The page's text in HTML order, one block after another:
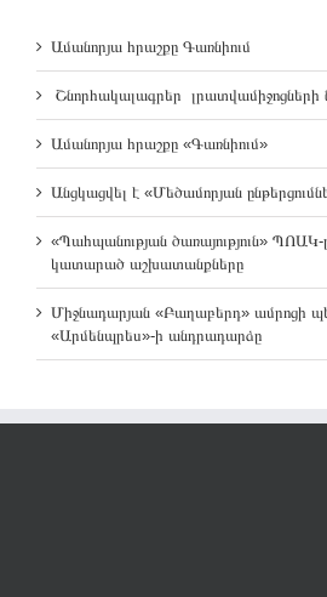
Ամանորյա հրաշքը Գառնիում
Շնորհակալագրեր լրատվամիջոցների
Ամանորյա հրաշքը «Գառնիում»
Անցկացվել է «Մեծամորյան
«Պահպանության ծառայություն»
կատարած աշխատանքները
Միջնադարյան «Բաղաբերդ» ամրոցի
«Արմենպրես»-ի անդրադարձը